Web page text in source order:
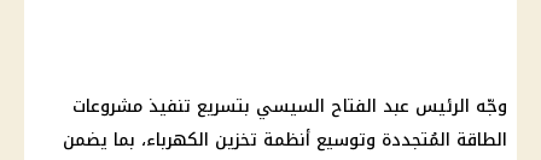
وجّه الرئيس عبد الفتاح السيسي بتسريع تنفيذ مشروعات
الطاقة المُتجددة وتوسيع أنظمة تخزين الكهرباء، بما يضمن